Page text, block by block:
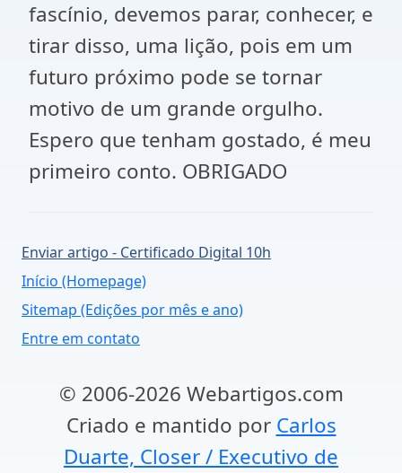
fascínio, devemos parar, conhecer, e
tirar disso, uma lição, pois em um
futuro próximo pode se tornar
motivo de um grande orgulho.
Espero que tenham gostado, é meu
primeiro conto. OBRIGADO
Enviar artigo - Certificado Digital 10h
Início (Homepage)
Sitemap (Edições por mês e ano)
Entre em contato
© 2006-2026 Webartigos.com
Criado e mantido por Carlos
Duarte, Closer / Executivo de